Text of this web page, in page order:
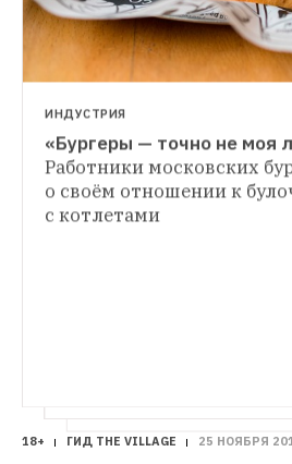
ИНДУСТРИЯ
«Готовка — необходимое
МЕСТО
«Краснодар Бистро» на
Дмитровке Новое место
ресторатора Тахира
ИНДУСТРИЯ
«Бургеры — точно не моя
Работники московских
о своём отношении к
с котлетами
18+ ГИД THE VILLAGE 25 НОЯБРЯ